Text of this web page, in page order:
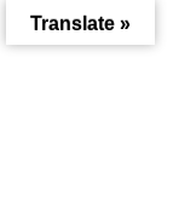
Translate »